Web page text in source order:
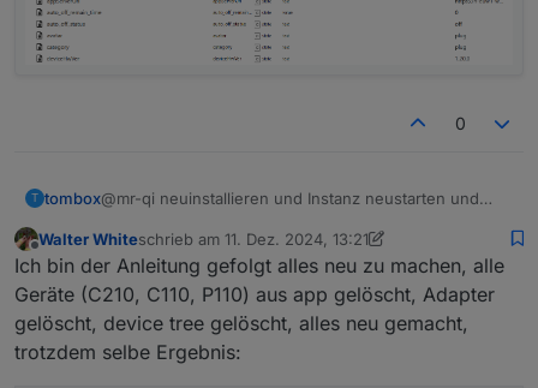
0
T tombox@mr-qi neuinstallieren und Instanz neustarten und
Offline
Walter Whiteschrieb am 11. Dez. 2024, 13:21
zuletzt editiert von Walter White12. Nov. 2024, 14:23
Ich bin der Anleitung gefolgt alles neu zu machen, alle
Geräte (C210, C110, P110) aus app gelöscht, Adapter
gelöscht, device tree gelöscht, alles neu gemacht,
trotzdem selbe Ergebnis: